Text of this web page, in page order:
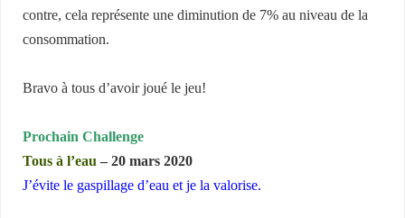
contre, cela représente une diminution de 7% au niveau de la
consommation.
Bravo à tous d’avoir joué le jeu!
Prochain Challenge
Tous à l’eau – 20 mars 2020
J’évite le gaspillage d’eau et je la valorise.